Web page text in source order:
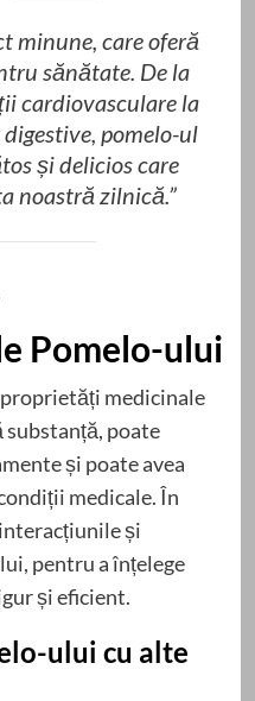
minune, care oferă
sănătate. De la
cardiovasculare la
pomelo-ul
și delicios care
noastră zilnică.”
Pomelo-ului
medicinale
substanță, poate
și poate avea
medicale. În
și
pentru a înțelege
și eficient.
ului cu alte